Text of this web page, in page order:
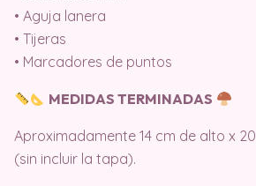
• Aguja lanera
• Tijeras
• Marcadores de puntos
MEDIDAS TERMINADAS
Aproximadamente 14 cm de alto x
(sin incluir la tapa).